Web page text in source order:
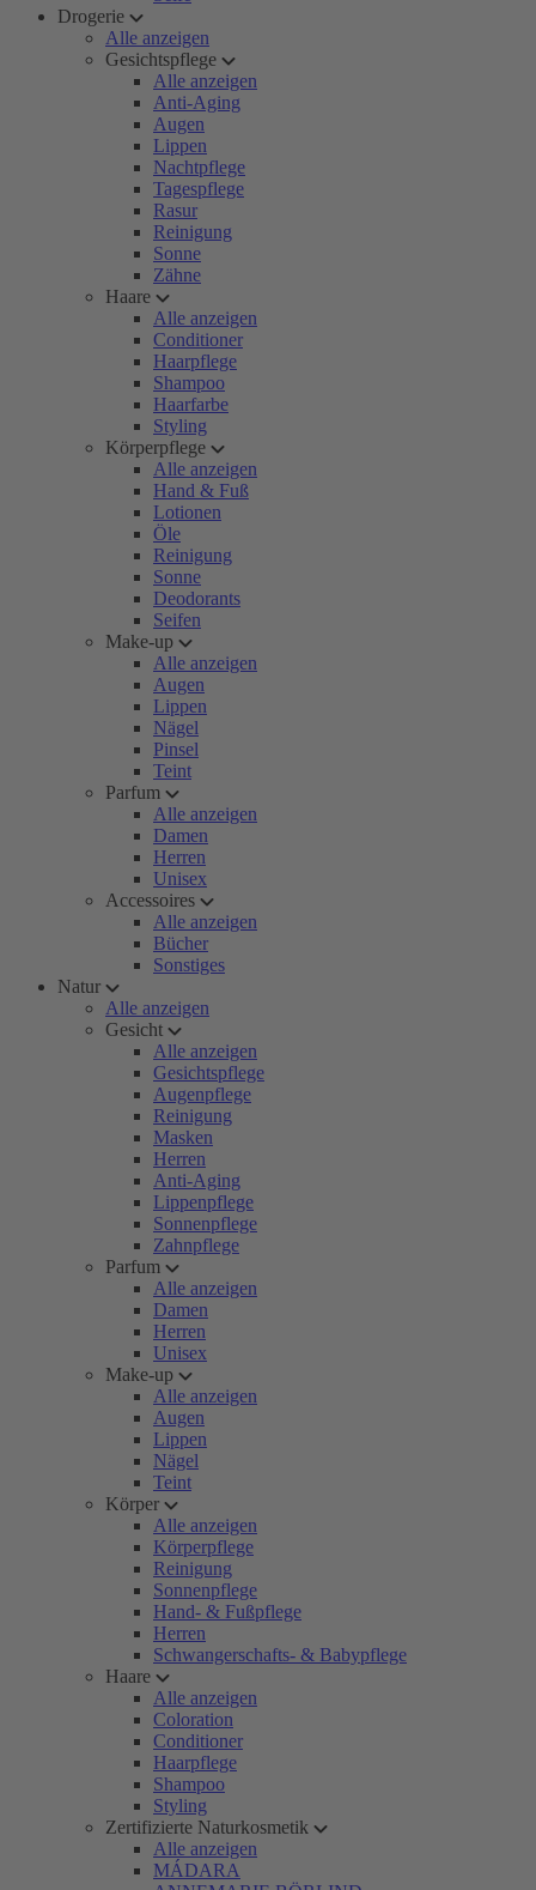
Drogerie
Alle anzeigen
Gesichtspflege
Alle anzeigen
Anti-Aging
Augen
Lippen
Nachtpflege
Tagespflege
Rasur
Reinigung
Sonne
Zähne
Haare
Alle anzeigen
Conditioner
Haarpflege
Shampoo
Haarfarbe
Styling
Körperpflege
Alle anzeigen
Hand & Fuß
Lotionen
Öle
Reinigung
Sonne
Deodorants
Seifen
Make-up
Alle anzeigen
Augen
Lippen
Nägel
Pinsel
Teint
Parfum
Alle anzeigen
Damen
Herren
Unisex
Accessoires
Alle anzeigen
Bücher
Sonstiges
Natur
Alle anzeigen
Gesicht
Alle anzeigen
Gesichtspflege
Augenpflege
Reinigung
Masken
Herren
Anti-Aging
Lippenpflege
Sonnenpflege
Zahnpflege
Parfum
Alle anzeigen
Damen
Herren
Unisex
Make-up
Alle anzeigen
Augen
Lippen
Nägel
Teint
Körper
Alle anzeigen
Körperpflege
Reinigung
Sonnenpflege
Hand- & Fußpflege
Herren
Schwangerschafts- & Babypflege
Haare
Alle anzeigen
Coloration
Conditioner
Haarpflege
Shampoo
Styling
Zertifizierte Naturkosmetik
Alle anzeigen
MÁDARA